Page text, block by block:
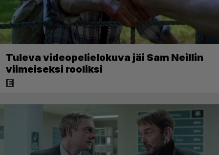
Tuleva videopelielokuva jäi Sam Neillin
viimeiseksi rooliksi